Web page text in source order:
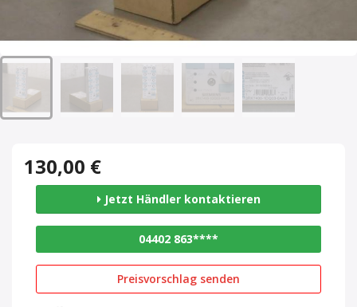
130,00 €
Jetzt Händler kontaktieren
04402 863****
Preisvorschlag senden